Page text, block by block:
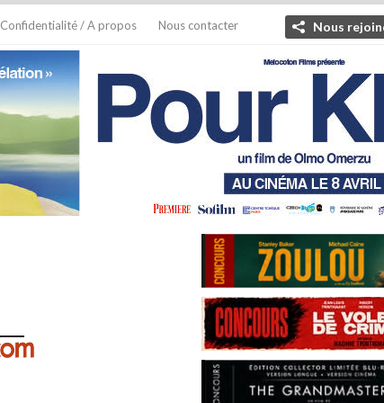
Confidentialité / A propos Nous contacter Nous